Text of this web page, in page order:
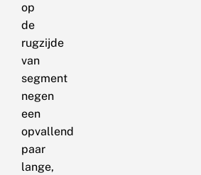
op
de
rugzijde
van
segment
negen
een
opvallend
paar
lange,